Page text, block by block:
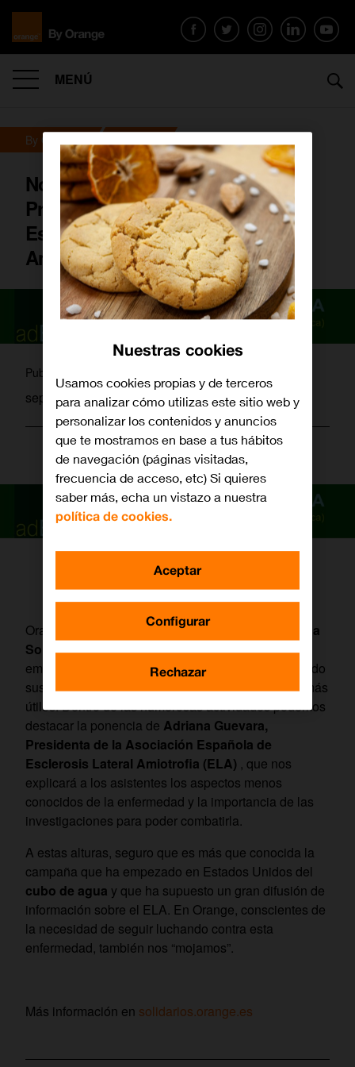
MENÚ
By Orange
Nos visita Adriana Guevara,
Presidenta de la Asociación
Española de Esclerosis Lateral
Amiotrófica
Publicado por
septiembre 18, 2014
Orange está celebrando una nueva edición
Semana
Solidaria, cuya implicación alcanza a todos los
empleados de la compañía, quienes están enfocando
sus inquietudes solidarias allá donde pueden ser más
útiles. Dentro de las numerosas actividades podemos
destacar la ponencia de Adriana Guevara,
Presidenta de la Asociación Española de
Esclerosis Lateral Amiotrofia (ELA) , que nos
explicará a los asistentes los aspectos menos
conocidos de la enfermedad y la importancia de las
investigaciones para poder combatirla.
A estas alturas, seguro que es más que conocida la
campaña que ha empezado en Estados Unidos del
cubo de agua y que ha supuesto un gran difusión de
información sobre el ELA. En Orange, conscientes de
la necesidad de seguir luchando contra esta
enfermedad, también nos “mojamos”.
Más información en solidarios.orange.es
Nuestras cookies
Usamos cookies propias y de terceros
para analizar cómo utilizas este sitio web y
personalizar los contenidos y anuncios
que te mostramos en base a tus hábitos
de navegación (páginas visitadas,
frecuencia de acceso, etc) Si quieres
saber más, echa un vistazo a nuestra
política de cookies.
Configurar
Rechazar
Aceptar